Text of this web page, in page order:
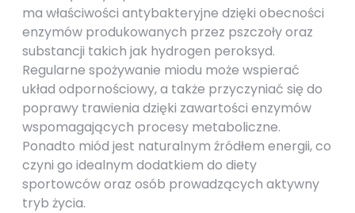
ma właściwości antybakteryjne dzięki obecności
enzymów produkowanych przez pszczoły oraz
substancji takich jak hydrogen peroksyd.
Regularne spożywanie miodu może wspierać
układ odpornościowy, a także przyczyniać się do
poprawy trawienia dzięki zawartości enzymów
wspomagających procesy metaboliczne.
Ponadto miód jest naturalnym źródłem energii, co
czyni go idealnym dodatkiem do diety
sportowców oraz osób prowadzących aktywny
tryb życia.